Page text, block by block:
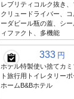
レブリティコルク抜き、
クリュードライバー、
ーダビール瓶の蓋、シ
ィファクト、多機能
333 円
ホテル特製使い捨てカミ
ト旅行用トイレタリー
ホームB&Bホテル